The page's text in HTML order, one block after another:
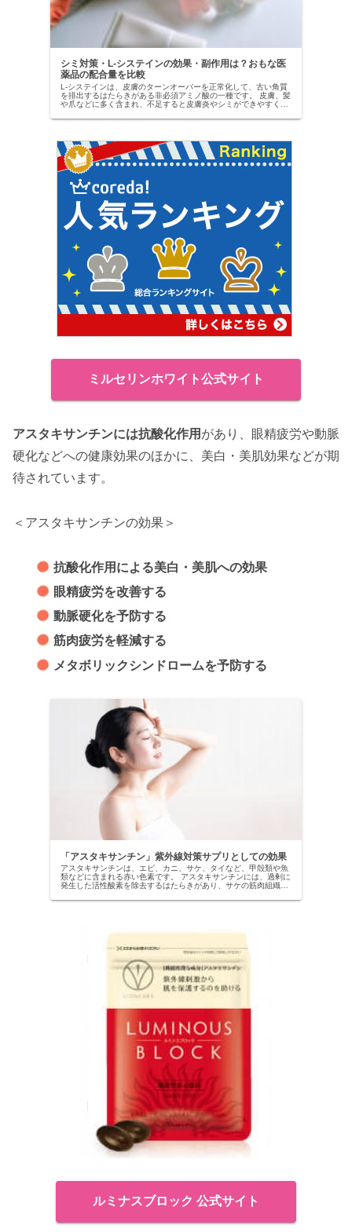
シミ対策・L-システインの効果・副作用は？おもな医
薬品の配合量を比較
L-システインは、皮膚のターンオーバーを正常化して、古い角質
を排出するはたらきがある非必須アミノ酸の一種です。 皮膚、髪
や爪などに多く含まれ、不足すると皮膚炎やシミができやすくな
れま...
ミルセリンホワイト公式サイト
アスタキサンチンには抗酸化作用 があり、眼精疲労や動脈
硬化などへの健康効果のほかに、美白・美肌効果などが期
待されています。
＜アスタキサンチンの効果＞
抗酸化作用による美白・美肌への効果
眼精疲労を改善する
動脈硬化を予防する
筋肉疲労を軽減する
メタボリックシンドロームを予防する
「アスタキサンチン」紫外線対策サプリとしての効果
アスタキサンチンは、エビ、カニ、サケ、タイなど、甲殻類や魚
類などに含まれる赤い色素です。 アスタキサンチンには、過剰に
発生した活性酸素を除去するはたらきがあり、サケの筋肉組織は
す。 ...
ルミナスブロック 公式サイト